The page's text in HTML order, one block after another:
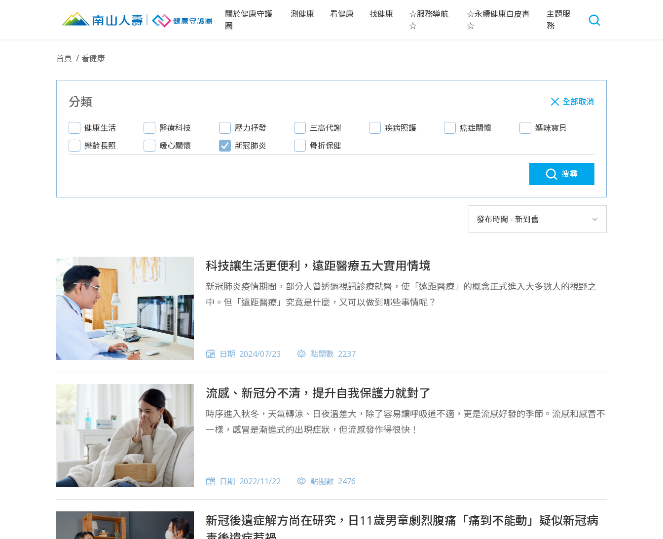
關於健康守護
圈
測健康 看健康 找健康
☆服務導航
☆
☆永續健康白皮書
☆
主題服
務
首頁 看健康
分類 全部取消
健康生活 醫療科技 壓力抒發 三高代謝 疾病照護 癌症關懷
媽咪寶貝
樂齡長照
暖心關懷 新冠肺炎 骨折保健
搜尋
發布時間 - 新到舊
科技讓生活更便利，遠距醫療五大實用情境
新冠肺炎疫情期間，部分人曾透過視訊診療就醫，使「遠距醫療」的概念正式進入大多數人的視野之
中。但「遠距醫療」究竟是什麼，又可以做到哪些事情呢？
日期 2024/07/23 點閱數 2237
流感、新冠分不清，提升自我保護力就對了
時序進入秋冬，天氣轉涼、日夜溫差大，除了容易讓呼吸道不適，更是流感好發的季節。流感和感冒不
一樣，感冒是漸進式的出現症狀，但流感發作得很快！
日期 2022/11/22 點閱數 2476
新冠後遺症解方尚在研究，日11歲男童劇烈腹痛「痛到不能動」疑似新冠病